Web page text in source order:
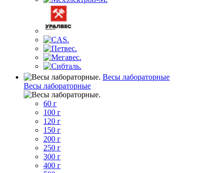
Весы лабораторные
Весы лабораторные
60 г
100 г
120 г
150 г
200 г
250 г
300 г
400 г